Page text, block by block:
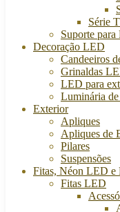
Série
Suporte para
Decoração LED
Candeeiros
Grinaldas
LED para
Luminária
Exterior
Apliques
Apliques de
Pilares
Suspensões
Fitas, Néon LED e
Fitas LED